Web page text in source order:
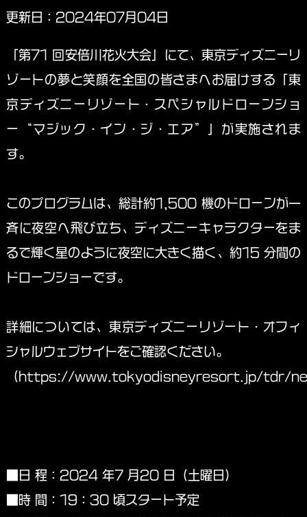
更新日：2024年07月04日
「第71 回安倍川花火大会」にて、東京ディズニーリ
ゾートの夢と笑顔を全国の皆さまへお届けする「東
京ディズニーリゾート・スペシャルドローンショ
ー“マジック・イン・ジ・エア”」が実施されま
す。
このプログラムは、総計約1,500 機のドローンが一
斉に夜空へ飛び立ち、ディズニーキャラクターをま
るで輝く星のように夜空に大きく描く、約15 分間の
ドローンショーです。
詳細については、東京ディズニーリゾート・オフィ
シャルウェブサイトをご確認ください。
（https://www.tokyodisneyresort.jp/tdr/
■日 程：2024 年7 月20 日（土曜日）
■時 間：19：30 頃スタート予定